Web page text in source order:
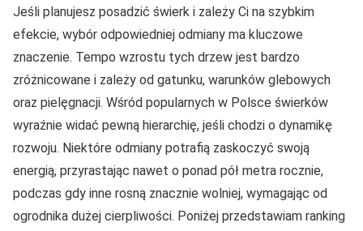
Jeśli planujesz posadzić świerk i zależy Ci na szybkim
efekcie, wybór odpowiedniej odmiany ma kluczowe
znaczenie. Tempo wzrostu tych drzew jest bardzo
zróżnicowane i zależy od gatunku, warunków glebowych
oraz pielęgnacji. Wśród popularnych w Polsce świerków
wyraźnie widać pewną hierarchię, jeśli chodzi o dynamikę
rozwoju. Niektóre odmiany potrafią zaskoczyć swoją
energią, przyrastając nawet o ponad pół metra rocznie,
podczas gdy inne rosną znacznie wolniej, wymagając od
ogrodnika dużej cierpliwości. Poniżej przedstawiam ranking